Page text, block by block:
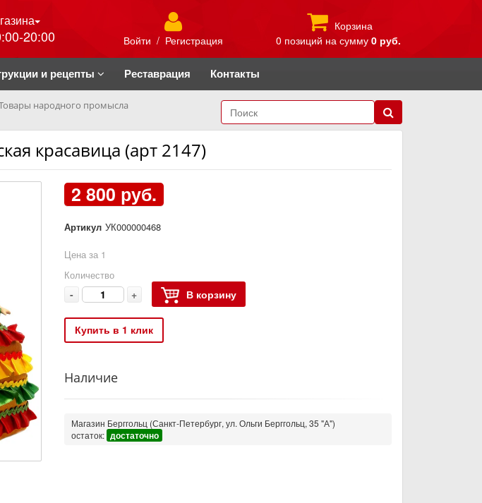
20:00 Войти / Регистрация
Корзина
0 позиций на сумму 0 руб.
и рецепты Реставрация Контакты
народного промысла
красавица (арт 2147)
2 800 руб.
Артикул УК000000468
Цена за 1
Количество
- + В корзину
Купить в 1 клик
Наличие
Магазин Берггольц (Санкт-Петербург, ул. Ольги Берггольц, 35 "А")
остаток: достаточно